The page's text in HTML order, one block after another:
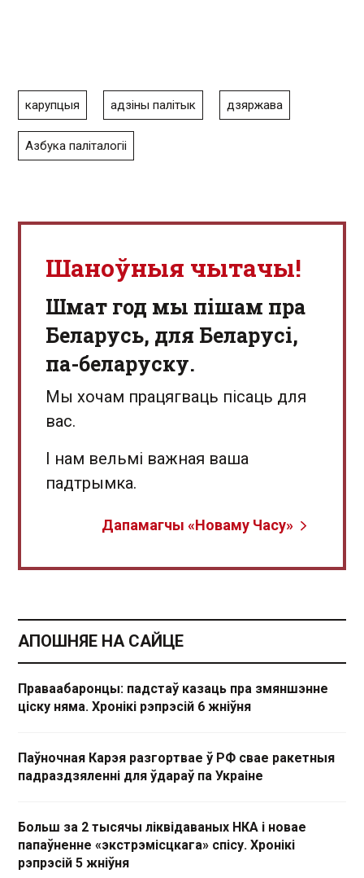
карупцыя адзіны палітык дзяржава
Азбука паліталогіі
Шаноўныя чытачы!
Шмат год мы пішам пра
Беларусь, для Беларусі,
па-беларуску.
Мы хочам працягваць пісаць для
вас.
І нам вельмі важная ваша
падтрымка.
Дапамагчы «Новаму Часу»
АПОШНЯЕ НА САЙЦЕ
Праваабаронцы: падстаў казаць пра змяншэнне
ціску няма. Хронікі рэпрэсій 6 жніўня
Паўночная Карэя разгортвае ў РФ свае ракетныя
падраздзяленні для ўдараў па Украіне
Больш за 2 тысячы ліквідаваных НКА і новае
папаўненне «экстрэмісцкага» спісу. Хронікі
рэпрэсій 5 жніўня